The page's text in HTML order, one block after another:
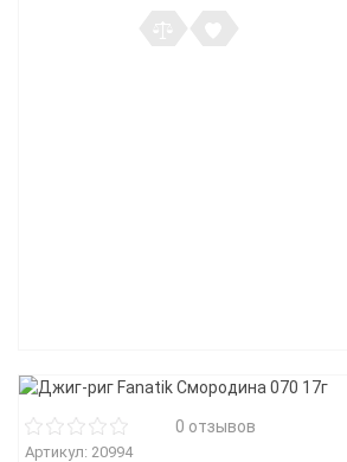
0 отзывов
Артикул: 20994